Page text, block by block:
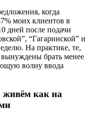
когда
моих клиентов в
дней после подачи
“Гагаринской” и
На практике, те,
брать менее
волну ввода
живём как на